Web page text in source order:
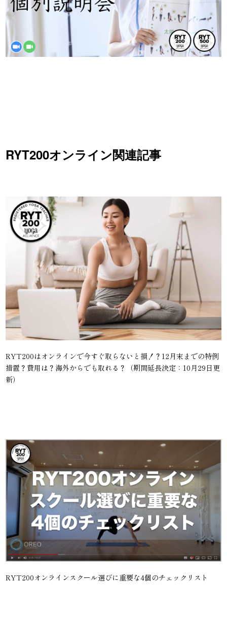
RYT200オンライン関連記事
RYT200はオンラインで今すぐ取らないと損！？12月末までの特例
措置？費用は？海外からでも取れる？（期間延長決定：10月29日更
新）
RYT200オンラインスクール選びに重要な4個のチェックリスト